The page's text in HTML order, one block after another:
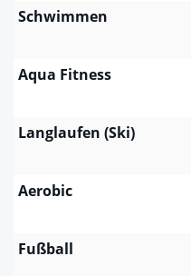
Schwimmen
Aqua Fitness
Langlaufen (Ski)
Aerobic
Fußball